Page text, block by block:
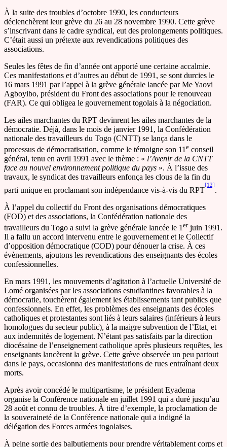
À la suite des troubles d’octobre 1990, les conducteurs
déclenchèrent leur grève du 26 au 28 novembre 1990. Cette grève
s’inscrivant dans le cadre syndical, eut des prolongements politiques.
C’était aussi un prétexte aux revendications politiques des
associations.
Seules les fêtes de fin d’année ont apporté une certaine accalmie.
Ces manifestations et d’autres au début de 1991, se sont durcies le
16 mars 1991 par l’appel à la grève générale lancée par Me Yaovi
Agboyibo, président du Front des associations pour le renouveau
(FAR). Ce qui obligea le gouvernement togolais à la négociation.
Les ailes marchantes du RPT devinrent les ailes marchantes de la
démocratie. Déjà, dans le mois de janvier 1991, la Confédération
nationale des travailleurs du Togo (CNTT) se lança dans le
processus de démocratisation, comme le témoigne son 11 e conseil
général, tenu en avril 1991 avec le thème : « l’Avenir de la CNTT
face au nouvel environnement politique du pays ». À l’issue des
travaux, le syndicat des travailleurs enfonça les clous de la fin du
parti unique en proclamant son indépendance vis-à-vis du RPT
[12]
.
À l’appel du collectif du Front des organisations démocratiques
(FOD) et des associations, la Confédération nationale des
travailleurs du Togo a suivi la grève générale lancée le 1 erjuin 1991.
Il a fallu un accord intervenu entre le gouvernement et le Collectif
d’opposition démocratique (COD) pour dénouer la crise. À ces
évènements, ajoutons les revendications des enseignants des écoles
confessionnelles.
En mars 1991, les mouvements d’agitation à l’actuelle Université de
Lomé organisées par les associations estudiantines favorables à la
démocratie, touchèrent également les établissements tant publics que
confessionnels. En effet, les problèmes des enseignants des écoles
catholiques et protestantes sont liés à leurs salaires (inférieurs à leurs
homologues du secteur public), à la maigre subvention de l’Etat, et
aux indemnités de logement. N’étant pas satisfaits par la direction
diocésaine de l’enseignement catholique après plusieurs requêtes, les
enseignants lancèrent la grève. Cette grève observée un peu partout
dans le pays, occasionna des manifestations de rues entraînant deux
morts.
Après avoir concédé le multipartisme, le président Eyadema
organise la Conférence nationale en juillet 1991 qui a duré jusqu’au
28 août et connu de troubles. À titre d’exemple, la proclamation de
la souveraineté de la Conférence nationale qui a indigné la
délégation des Forces armées togolaises.
À peine sortie des balbutiements pour prendre véritablement corps et